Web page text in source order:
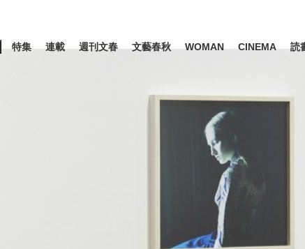
特集
観る将棋、読む
連載 週刊文春 文藝春秋 WOMAN CINEMA 読
#城彰二 #内田有紀